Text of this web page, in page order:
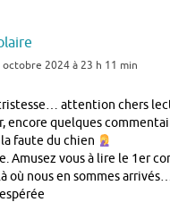
octobre 2024 à 23 h 11 min
attention chers
encore quelques
faute du chien
Amusez vous à lire le 1er
où nous en sommes